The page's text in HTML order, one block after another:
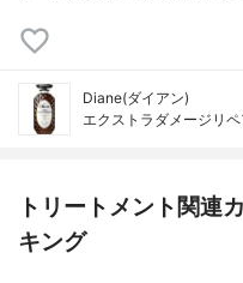
Diane(ダイアン)
エクストラダメージリ
トリートメント関連
キング